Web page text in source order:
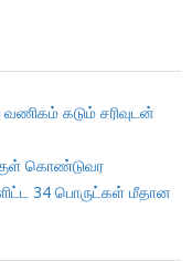
கடும் சரிவுடன்
கொண்டுவர
34 பொருட்கள் மீதான